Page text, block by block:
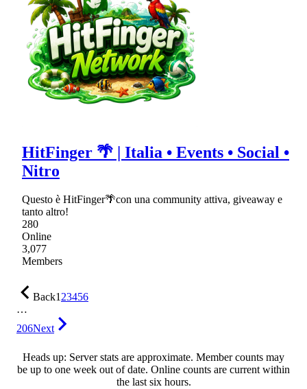
HitFinger 🌴 | Italia • Events • Social •
Nitro
Questo è HitFinger🌴con una community attiva, giveaway e
tanto altro!
280
Online
3,077
Members
Back123456
…
206Next
Heads up: Server stats are approximate. Member counts may
be up to one week out of date. Online counts are current within
the last six hours.